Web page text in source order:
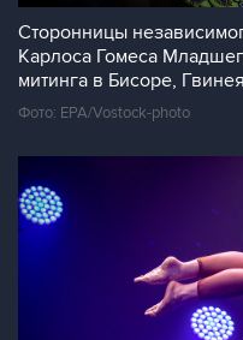
Сторонницы
Карлоса Гомеса
митинга в Бисоре,
Фото: EPA/Vostock-photo